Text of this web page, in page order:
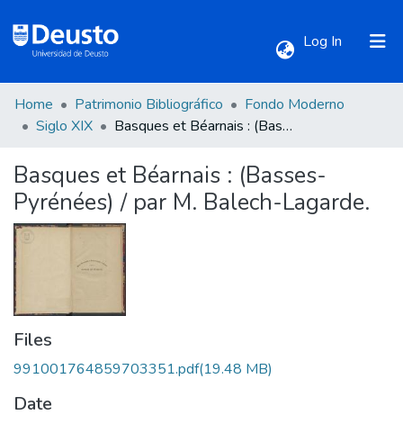
Log In (current)
Communities & Collections
All of DSpace
Statistics
Home Patrimonio Bibliográfico
Fondo Moderno
Siglo XIX
Basques et Béarnais : (Basses-Pyrénées) / par M. Balech-Lagarde.
Basques et Béarnais : (Basses-
Pyrénées) / par M. Balech-Lagarde.
Files
991001764859703351.pdf(19.48 MB)
Date